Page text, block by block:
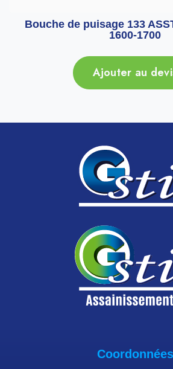
Bouche de puisage 133
1600-1700
Ajouter au
Coordonnées